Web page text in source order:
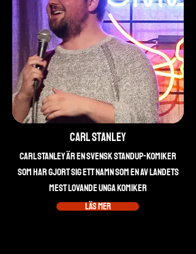
Carl Stanley
Carl Stanley är en svensk standup-komiker
som har gjort sig ett namn som en av landets
mest lovande unga komiker
Läs mer